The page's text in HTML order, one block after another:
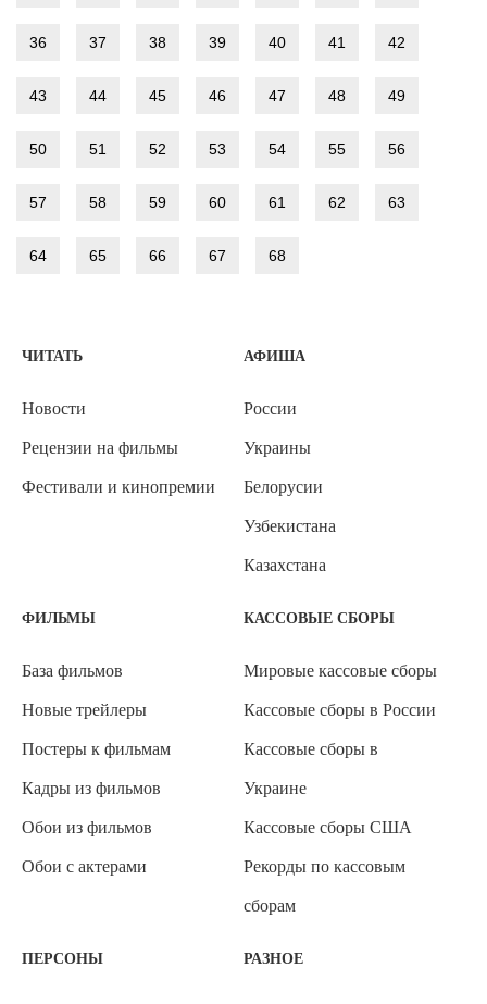
36 37 38 39 40 41 42
43 44 45 46 47 48 49
50 51 52 53 54 55 56
57 58 59 60 61 62 63
64 65 66 67 68
ЧИТАТЬ
Новости
Рецензии на фильмы
Фестивали и кинопремии
АФИША
России
Украины
Белорусии
Узбекистана
Казахстана
ФИЛЬМЫ
База фильмов
Новые трейлеры
Постеры к фильмам
Кадры из фильмов
Обои из фильмов
Обои с актерами
КАССОВЫЕ СБОРЫ
Мировые кассовые сборы
Кассовые сборы в России
Кассовые сборы в
Украине
Кассовые сборы США
Рекорды по кассовым
сборам
ПЕРСОНЫ РАЗНОЕ